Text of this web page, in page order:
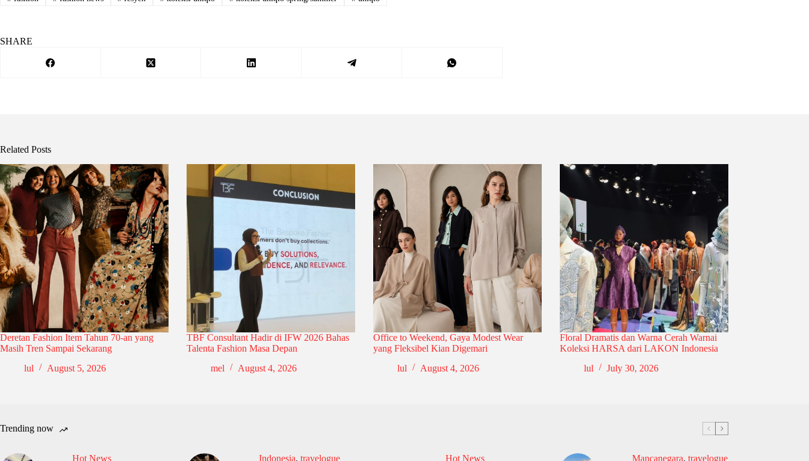
SHARE
Related Posts
Deretan Fashion Item Tahun 70-an yang
Masih Tren Sampai Sekarang
lul
August 5, 2026
TBF Consultant Hadir di IFW 2026 Bahas
Talenta Fashion Masa Depan
mel
August 4, 2026
Office to Weekend, Gaya Modest Wear
yang Fleksibel Kian Digemari
lul
August 4, 2026
Floral Dramatis dan Warna Cerah Warnai
Koleksi HARSA dari LAKON Indonesia
lul
July 30, 2026
Trending now
Hot News Indonesia, travelogue Hot News Mancanegara, travelogue